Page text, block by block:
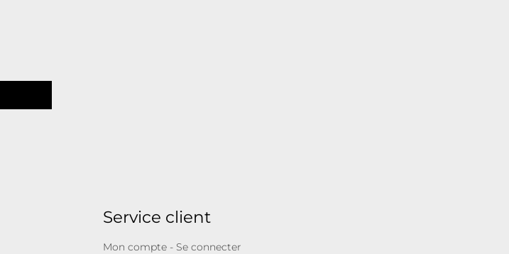
Service client
Mon compte - Se connecter